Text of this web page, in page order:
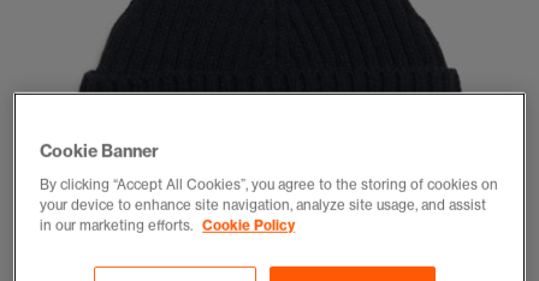
Cookie Banner
By clicking “Accept All Cookies”, you agree to the storing of cookies on
your device to enhance site navigation, analyze site usage, and assist
in our marketing efforts. Cookie Policy